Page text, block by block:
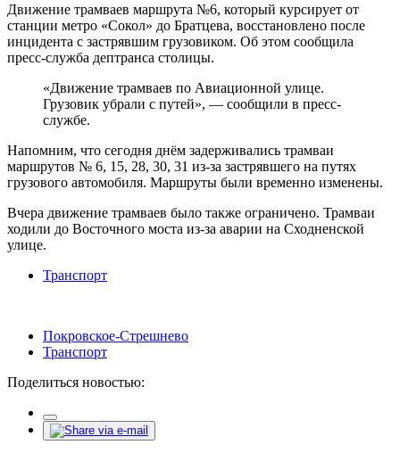
Движение трамваев маршрута №6, который курсирует от
станции метро «Сокол» до Братцева, восстановлено после
инцидента с застрявшим грузовиком. Об этом сообщила
пресс-служба дептранса столицы.
«Движение трамваев по Авиационной улице.
Грузовик убрали с путей», — сообщили в пресс-
службе.
Напомним, что сегодня днём задерживались трамваи
маршрутов № 6, 15, 28, 30, 31 из-за застрявшего на путях
грузового автомобиля. Маршруты были временно изменены.
Вчера движение трамваев было также ограничено. Трамваи
ходили до Восточного моста из-за аварии на Сходненской
улице.
Транспорт
Покровское-Стрешнево
Транспорт
Поделиться новостью: